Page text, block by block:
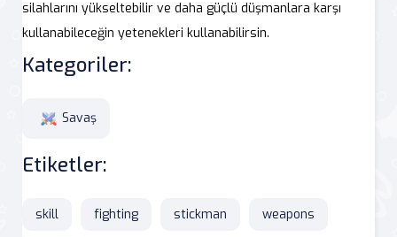
silahlarını yükseltebilir ve daha güçlü düşmanlara karşı
kullanabileceğin yetenekleri kullanabilirsin.
Kategoriler:
Savaş
Etiketler:
skill fighting stickman weapons